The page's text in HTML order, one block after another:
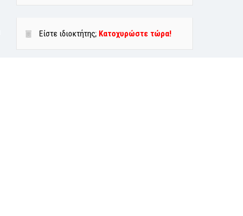
Είστε ιδιοκτήτης; Κατοχυρώστε τώρα!